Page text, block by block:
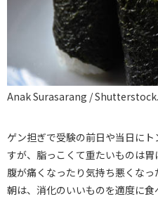
Anak Surasarang /
ゲン担ぎで受験の前日や当日に
すが、脂っこくて重たいものは
腹が痛くなったり気持ち悪くな
朝は、消化のいいものを適度に食